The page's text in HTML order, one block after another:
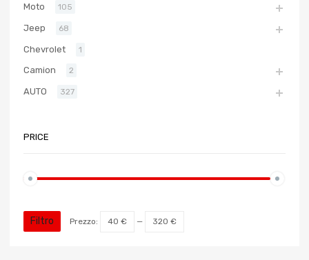
Moto 105
Jeep 68
Chevrolet 1
Camion 2
AUTO 327
PRICE
Filtro Prezzo: 40 € — 320 €